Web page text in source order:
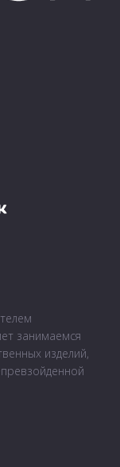
занимаемся
изделий,